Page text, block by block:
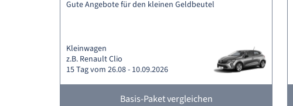
Gute Angebote für den kleinen Geldbeutel
Kleinwagen
z.B. Renault Clio
15 Tag vom 26.08 - 10.09.2026
Basis-Paket vergleichen